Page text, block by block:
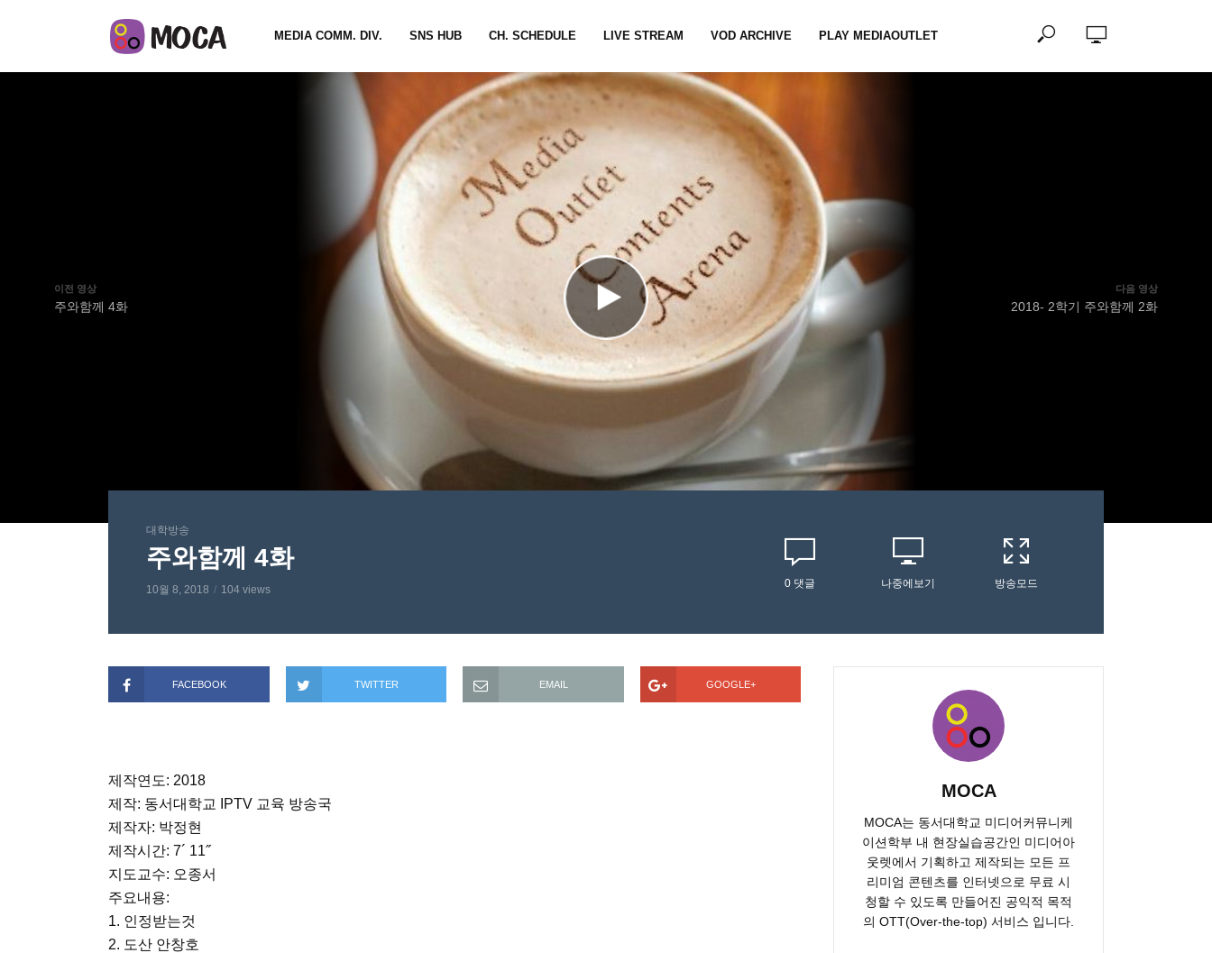
MEDIA COMM. DIV. SNS HUB CH. SCHEDULE LIVE STREAM VOD ARCHIVE PLAY MEDIAOUTLET
이전 영상
주와함께 4화
다음 영상
2018- 2학기 주와함께 2화
대학방송
주와함께 4화
10월 8, 2018 104 views
0 댓글 나중에보기 방송모드
FACEBOOK TWITTER EMAIL GOOGLE+
제작연도: 2018
제작: 동서대학교 IPTV 교육 방송국
제작자: 박정현
제작시간: 7´ 11˝
지도교수: 오종서
주요내용:
1. 인정받는것
2. 도산 안창호
MOCA
MOCA는 동서대학교 미디어커뮤니케
이션학부 내 현장실습공간인 미디어아
웃렛에서 기획하고 제작되는 모든 프
리미엄 콘텐츠를 인터넷으로 무료 시
청할 수 있도록 만들어진 공익적 목적
의 OTT(Over-the-top) 서비스 입니다.